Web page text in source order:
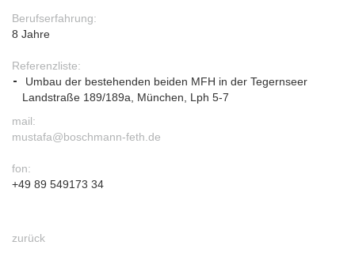
Berufserfahrung:
8 Jahre
Referenzliste:
Umbau der bestehenden beiden MFH in der Tegernseer
Landstraße 189/189a, München, Lph 5-7
mail:
mustafa@boschmann-feth.de
fon:
+49 89 549173 34
zurück